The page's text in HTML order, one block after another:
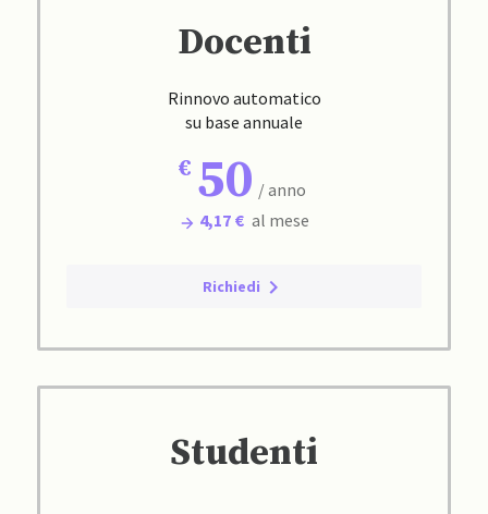
Docenti
Rinnovo automatico
su base annuale
50 / anno
4,17 € al mese
Richiedi
Studenti